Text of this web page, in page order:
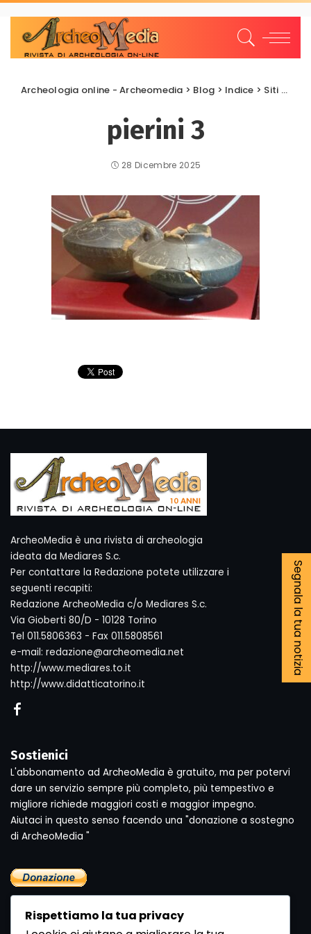
Archeologia online - Archeomedia > Blog > Indice > Siti archeologici
pierini 3
28 Dicembre 2025
Segnala la tua notizia
ArcheoMedia è una rivista di archeologia
ideata da Mediares S.c.
Per contattare la Redazione potete utilizzare i
seguenti recapiti:
Redazione ArcheoMedia c/o Mediares S.c.
Via Gioberti 80/D - 10128 Torino
Tel 011.5806363 - Fax 011.5808561
e-mail: redazione@archeomedia.net
http://www.mediares.to.it
http://www.didatticatorino.it
Sostienici
L'abbonamento ad ArcheoMedia è gratuito, ma per potervi
dare un servizio sempre più completo, più tempestivo e
migliore richiede maggiori costi e maggior impegno.
Aiutaci in questo senso facendo una "donazione a sostegno
di ArcheoMedia "
Rispettiamo la tua privacy